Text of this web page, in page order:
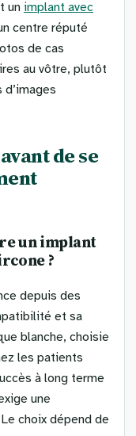
un implant avec
centre réputé
de cas
au vôtre, plutôt
de se
un implant
?
depuis des
et sa
blanche, choisie
les patients
à long terme
une
choix dépend de